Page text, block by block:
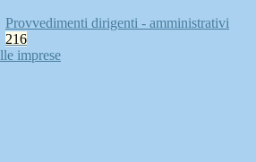
Provvedimenti dirigenti - amministrativi
216
imprese